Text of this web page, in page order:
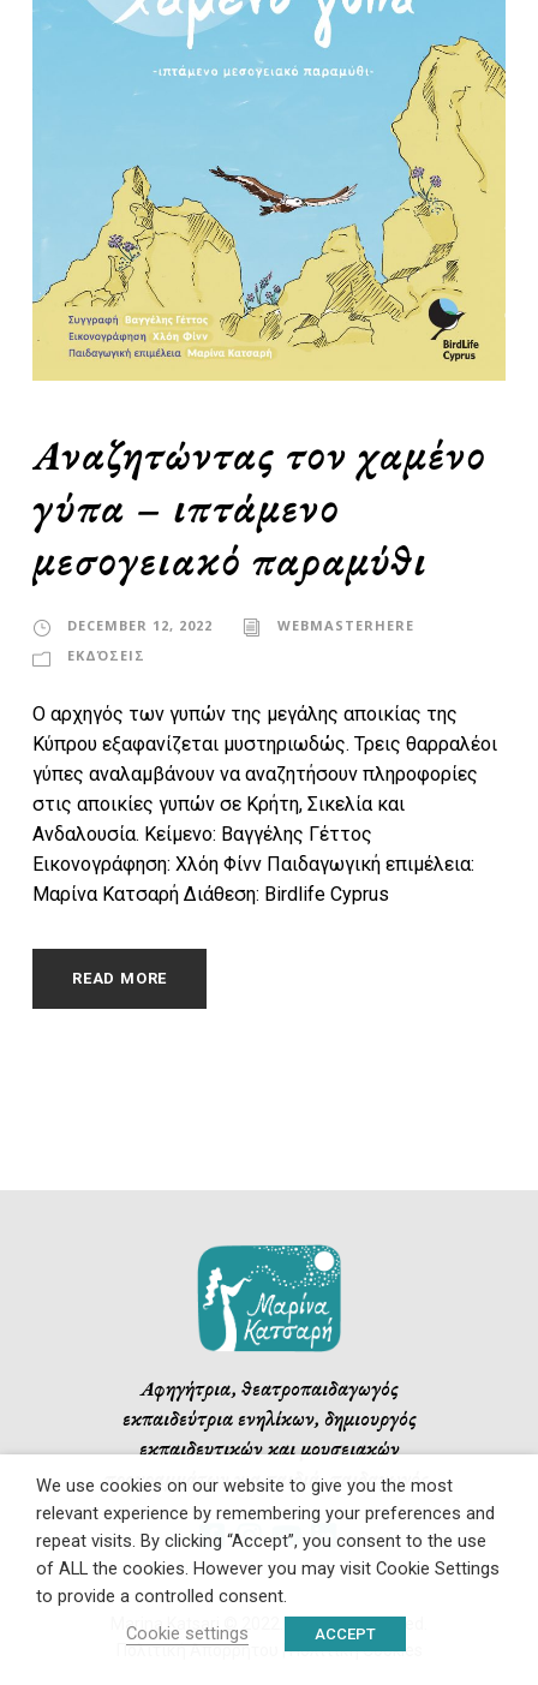
Αναζητώντας τον χαμένο
γύπα – ιπτάμενο
μεσογειακό παραμύθι
DECEMBER 12, 2022
WEBMASTERHERE
ΕΚΔΌΣΕΙΣ
Ο αρχηγός των γυπών της μεγάλης αποικίας της
Κύπρου εξαφανίζεται μυστηριωδώς. Τρεις θαρραλέοι
γύπες αναλαμβάνουν να αναζητήσουν πληροφορίες
στις αποικίες γυπών σε Κρήτη, Σικελία και
Ανδαλουσία. Κείμενο: Βαγγέλης Γέττος
Εικονογράφηση: Χλόη Φίνν Παιδαγωγική επιμέλεια:
Μαρίνα Κατσαρή Διάθεση: Birdlife Cyprus
READ MORE
Αφηγήτρια, θεατροπαιδαγωγός
εκπαιδεύτρια ενηλίκων, δημιουργός
εκπαιδευτικών και μουσειακών
προγραμμάτων για παιδιά, παιδαγωγός.
Marina Katsari © 2022. All rights reserved.
Πολιτική Απορρήτου
|Πολιτική Cookies
We use cookies on our website to give you the most
relevant experience by remembering your preferences and
repeat visits. By clicking “Accept”, you consent to the use
of ALL the cookies. However you may visit Cookie Settings
to provide a controlled consent.
Cookie settings
ACCEPT